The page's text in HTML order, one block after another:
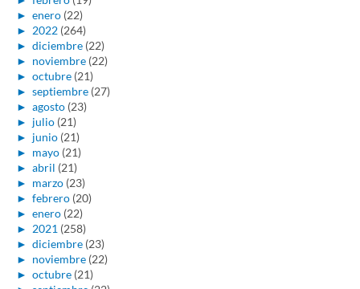
► enero (22)
► 2022 (264)
► diciembre (22)
► noviembre (22)
► octubre (21)
► septiembre (27)
► agosto (23)
► julio (21)
► junio (21)
► mayo (21)
► abril (21)
► marzo (23)
► febrero (20)
► enero (22)
► 2021 (258)
► diciembre (23)
► noviembre (22)
► octubre (21)